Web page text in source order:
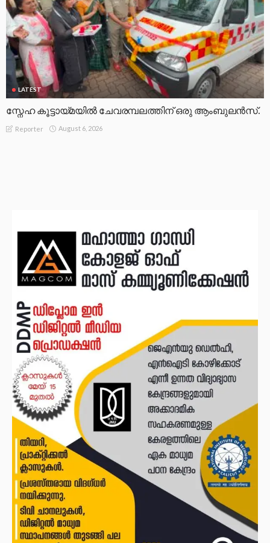
LATEST
സ്നേഹ കൂട്ടായ്മയിൽ ചേവരമ്പലത്തിന് ഒരു ആംബുലൻസ്.
Reporter August 6, 2026